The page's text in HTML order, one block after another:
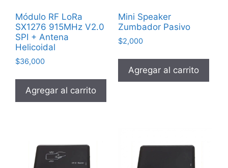
Módulo RF LoRa
SX1276 915MHz V2.0
SPI + Antena
Helicoidal
$36,000
Agregar al carrito
Mini Speaker
Zumbador Pasivo
$2,000
Agregar al carrito